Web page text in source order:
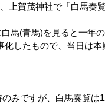
上賀茂神社で「白馬奏
馬(青馬)を見ると一年
化したもので、当日は
みですが、白馬奏覧